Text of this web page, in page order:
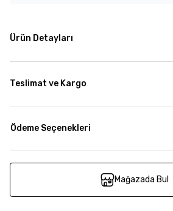
Ürün Detayları
Teslimat ve Kargo
Ödeme Seçenekleri
Mağazada Bul